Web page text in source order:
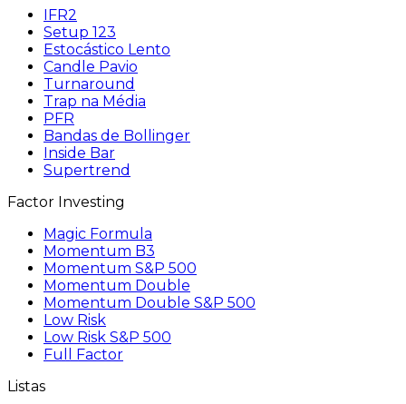
IFR2
Setup 123
Estocástico Lento
Candle Pavio
Turnaround
Trap na Média
PFR
Bandas de Bollinger
Inside Bar
Supertrend
Factor Investing
Magic Formula
Momentum B3
Momentum S&P 500
Momentum Double
Momentum Double S&P 500
Low Risk
Low Risk S&P 500
Full Factor
Listas